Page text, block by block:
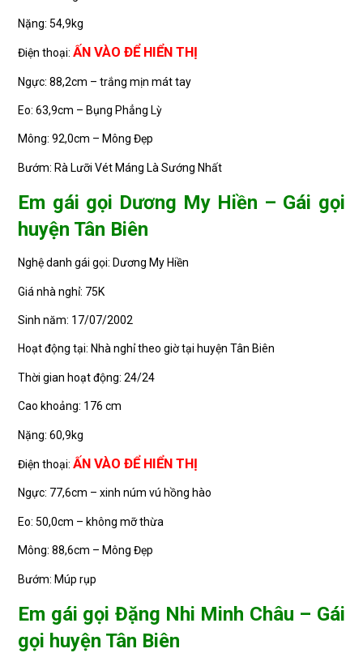
Nặng: 54,9kg
Điện thoại:ẤN VÀO ĐỂ HIỂN THỊ
Ngực: 88,2cm – trắng mịn mát tay
Eo: 63,9cm – Bụng Phẳng Lỳ
Mông: 92,0cm – Mông Đẹp
Bướm: Rà Lưỡi Vét Máng Là Sướng Nhất
Em gái gọi Dương My Hiền – Gái gọi
huyện Tân Biên
Nghệ danh gái gọi: Dương My Hiền
Giá nhà nghỉ: 75K
Sinh năm: 17/07/2002
Hoạt động tại: Nhà nghỉ theo giờ tại huyện Tân Biên
Thời gian hoạt động: 24/24
Cao khoảng: 176 cm
Nặng: 60,9kg
Điện thoại:ẤN VÀO ĐỂ HIỂN THỊ
Ngực: 77,6cm – xinh núm vú hồng hào
Eo: 50,0cm – không mỡ thừa
Mông: 88,6cm – Mông Đẹp
Bướm: Múp rụp
Em gái gọi Đặng Nhi Minh Châu – Gái
gọi huyện Tân Biên